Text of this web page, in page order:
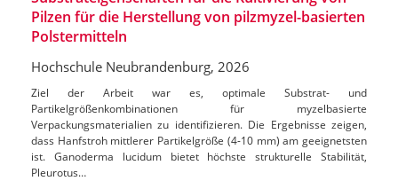
Pilzen für die Herstellung von pilzmyzel-basierten
Polstermitteln
Hochschule Neubrandenburg, 2026
Ziel der Arbeit war es, optimale Substrat- und
Partikelgrößenkombinationen für myzelbasierte
Verpackungsmaterialien zu identifizieren. Die Ergebnisse zeigen,
dass Hanfstroh mittlerer Partikelgröße (4-10 mm) am geeignetsten
ist. Ganoderma lucidum bietet höchste strukturelle Stabilität,
Pleurotus…